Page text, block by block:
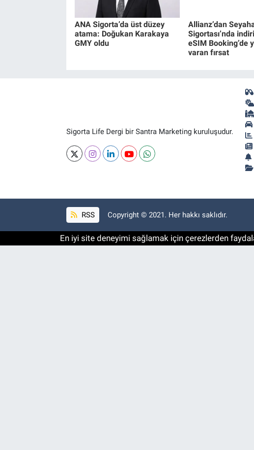
ANA Sigorta’da üst düzey
atama: Doğukan Karakaya
GMY oldu
Allianz’dan
Sigortası’nda
eSIM Booking’de
varan fırsat
Sigorta Life Dergi bir Santra Marketing kuruluşudur.
RSS Copyright © 2021. Her hakkı saklıdır.
En iyi site deneyimi sağlamak için çerezlerden